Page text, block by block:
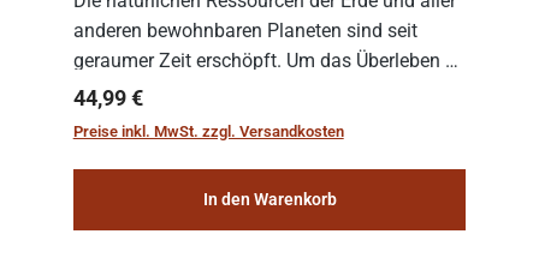
anderen bewohnbaren Planeten sind seit
geraumer Zeit erschöpft. Um das Überleben zu
sichern, wurden die sogenannten
„Weltenschiffe“ gebaut. Auf diesen
Regulärer Preis:
44,99 €
Preise inkl. MwSt. zzgl. Versandkosten
In den Warenkorb